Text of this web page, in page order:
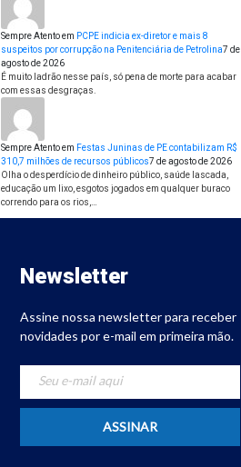
Sempre Atentoem PCPE indicia ex-diretor e mais 8
suspeitos por corrupção na Penitenciária de Petrolina7 de
agosto de 2026
É muito ladrão nesse país, só pena de morte para acabar
com essas desgraças.
Sempre Atentoem Festas Juninas de PE contabilizam R$
310,7 milhões de recursos públicos7 de agosto de 2026
Olha o desperdício de dinheiro público, saúde lascada,
educação um lixo, esgotos jogados em qualquer buraco
correndo para os rios,…
Newsletter
Assine nossa newsletter para receber
novidades por e-mail em primeira mão.